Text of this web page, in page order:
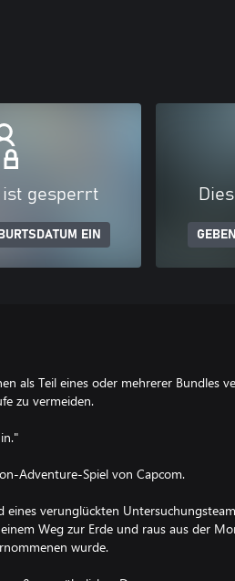
ist gesperrt
EIN
als Teil eines oder mehrerer Bundles
zu vermeiden.
Adventure-Spiel von Capcom.
eines verunglückten
Weg zur Erde und raus aus der
wurde.